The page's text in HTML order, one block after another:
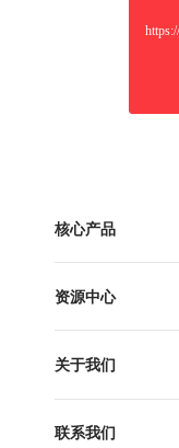
核心产品
资源中心
关于我们
联系我们